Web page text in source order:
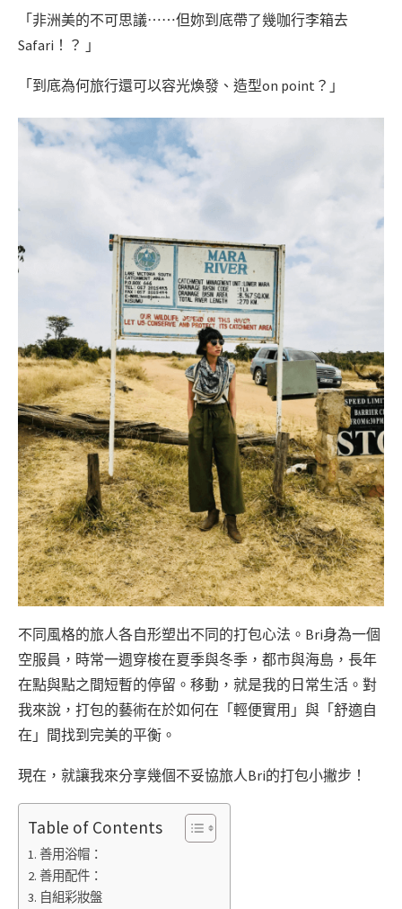
「非洲美的不可思議⋯⋯但妳到底帶了幾咖行李箱去
Safari！？ 」
「到底為何旅行還可以容光煥發、造型on point？」
不同風格的旅人各自形塑出不同的打包心法。Bri身為一個
空服員，時常一週穿梭在夏季與冬季，都市與海島，長年
在點與點之間短暫的停留。移動，就是我的日常生活。對
我來說，打包的藝術在於如何在「輕便實用」與「舒適自
在」間找到完美的平衡。
現在，就讓我來分享幾個不妥協旅人Bri的打包小撇步！
Table of Contents
善用浴帽：
善用配件：
自組彩妝盤